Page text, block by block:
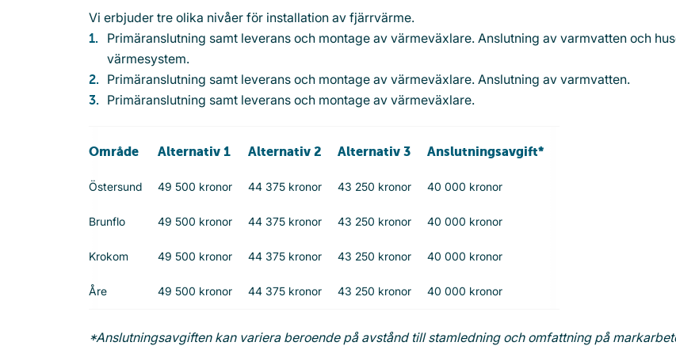
Vi erbjuder tre olika nivåer för installation av fjärrvärme.
Primäranslutning samt leverans och montage av värmeväxlare. Anslutning av varmvatten och
värmesystem.
Primäranslutning samt leverans och montage av värmeväxlare. Anslutning av varmvatten.
Primäranslutning samt leverans och montage av värmeväxlare.
Område Alternativ 1 Alternativ 2 Alternativ 3 Anslutningsavgift*
Östersund 49 500 kronor 44 375 kronor 43 250 kronor 40 000 kronor
Brunflo 49 500 kronor 44 375 kronor 43 250 kronor 40 000 kronor
Krokom 49 500 kronor 44 375 kronor 43 250 kronor 40 000 kronor
Åre 49 500 kronor 44 375 kronor 43 250 kronor 40 000 kronor
*Anslutningsavgiften kan variera beroende på avstånd till stamledning och omfattning på